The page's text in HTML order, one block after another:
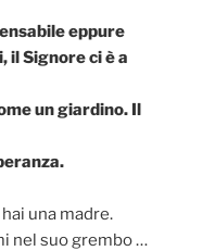
eppure
il Signore ci è a
un giardino. Il
una madre.
nel suo grembo …